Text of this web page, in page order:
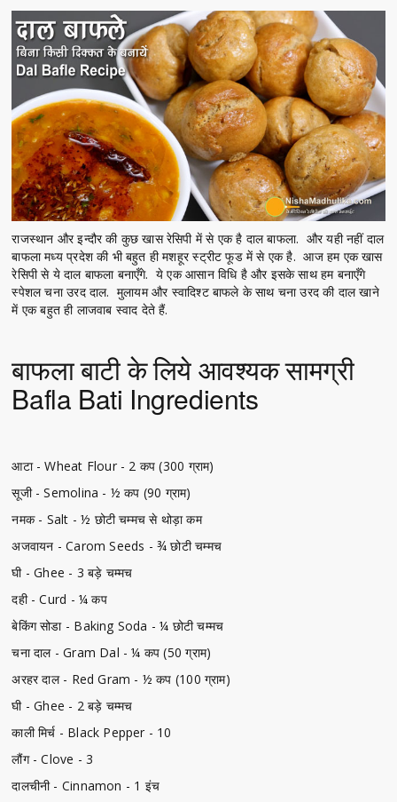
राजस्थान और इन्दौर की कुछ खास रेसिपी में से एक है दाल बाफला. और यही नहीं दाल
बाफला मध्य प्रदेश की भी बहुत ही मशहूर स्ट्रीट फूड में से एक है. आज हम एक खास
रेसिपी से ये दाल बाफला बनाएँगे. ये एक आसान विधि है और इसके साथ हम बनाएँगे
स्पेशल चना उरद दाल. मुलायम और स्वादिश्ट बाफले के साथ चना उरद की दाल खाने
में एक बहुत ही लाजवाब स्वाद देते हैं.
बाफला बाटी के लिये आवश्यक सामग्री
Bafla Bati Ingredients
आटा - Wheat Flour - 2 कप (300 ग्राम)
सूजी - Semolina - ½ कप (90 ग्राम)
नमक - Salt - ½ छोटी चम्मच से थोड़ा कम
अजवायन - Carom Seeds - ¾ छोटी चम्मच
घी - Ghee - 3 बड़े चम्मच
दही - Curd - ¼ कप
बेकिंग सोडा - Baking Soda - ¼ छोटी चम्मच
चना दाल - Gram Dal - ¼ कप (50 ग्राम)
अरहर दाल - Red Gram - ½ कप (100 ग्राम)
घी - Ghee - 2 बड़े चम्मच
काली मिर्च - Black Pepper - 10
लौंग - Clove - 3
दालचीनी - Cinnamon - 1 इंच